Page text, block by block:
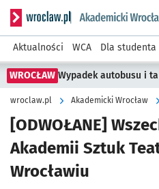
Serwis informacyjny
Aktualności WCA Dla studenta
WROCŁAW Wypadek autobusu i
wroclaw.pl Akademicki Wrocław
[ODWOŁANE]
Akademii Sztuk
Wrocławiu